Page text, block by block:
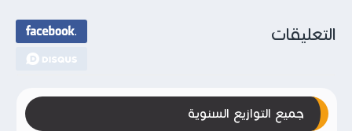
التعليقات
جميع التوازيع السنوية